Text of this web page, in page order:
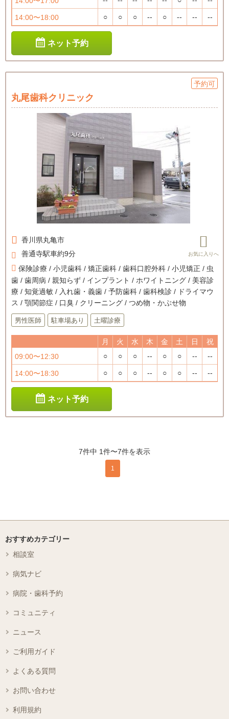
14:00〜18:00 ○ ○ ○ -- ○ -- -- --
ネット予約
予約可
丸尾歯科クリニック
香川県丸亀市
善通寺駅車約9分
保険診療 / 小児歯科 / 矯正歯科 / 歯科口腔外科 / 小児矯正 / 虫
歯 / 歯周病 / 親知らず / インプラント / ホワイトニング / 美容診
療 / 知覚過敏 / 入れ歯・義歯 / 予防歯科 / 歯科検診 / ドライマウ
ス / 顎関節症 / 口臭 / クリーニング / つめ物・かぶせ物
男性医師 駐車場あり 土曜診療
月 火 水 木 金 土 日
祝
09:00〜12:30
○ ○ ○ -- ○ ○ -- --
14:00〜18:30 ○ ○ ○ -- ○ ○ -- --
ネット予約
7件中 1件〜7件を表示
1
おすすめカテゴリー
相談室
病気ナビ
病院・歯科予約
コミュニティ
ニュース
ご利用ガイド
よくある質問
お問い合わせ
利用規約